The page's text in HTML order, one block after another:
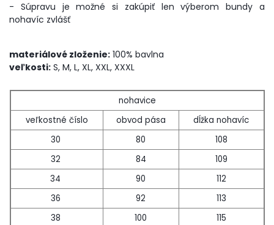
- Súpravu je možné si zakúpiť len výberom bundy a
nohavíc zvlášť
materiálové zloženie: 100% bavlna
veľkosti: S, M, L, XL, XXL, XXXL
nohavice
veľkostné číslo
obvod pása
dĺžka nohavíc
30
80
108
32
84
109
34
90
112
36
92
113
38
100
115